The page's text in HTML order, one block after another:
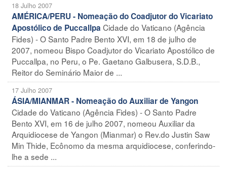
18 Julho 2007
AMÉRICA/PERU - Nomeação do Coadjutor do Vicariato
Apostólico de Puccallpa Cidade do Vaticano (Agência
Fides) - O Santo Padre Bento XVI, em 18 de julho de
2007, nomeou Bispo Coadjutor do Vicariato Apostólico de
Puccallpa, no Peru, o Pe. Gaetano Galbusera, S.D.B.,
Reitor do Seminário Maior de ...
17 Julho 2007
ÁSIA/MIANMAR - Nomeação do Auxiliar de Yangon
Cidade do Vaticano (Agência Fides) - O Santo Padre
Bento XVI, em 16 de julho 2007, nomeou Auxiliar da
Arquidiocese de Yangon (Mianmar) o Rev.do Justin Saw
Min Thide, Ecônomo da mesma arquidiocese, conferindo-
lhe a sede ...